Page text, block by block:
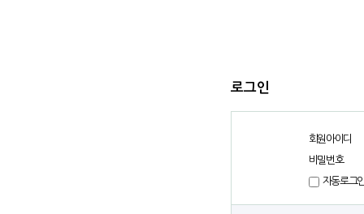
로그인
회원아이디
비밀번호
자동로그